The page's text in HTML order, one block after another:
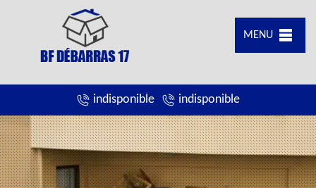
MENU
indisponible indisponible